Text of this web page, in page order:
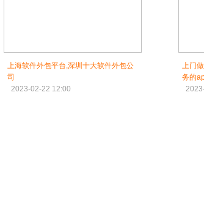
上海软件外包平台,深圳十大软件外包公
司
2023-02-22 12:00
上门
务的